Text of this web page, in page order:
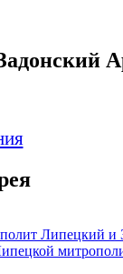
Липецкий и